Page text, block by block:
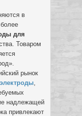
в
для
Товаром
рынок
,
надлежащей
привлекают